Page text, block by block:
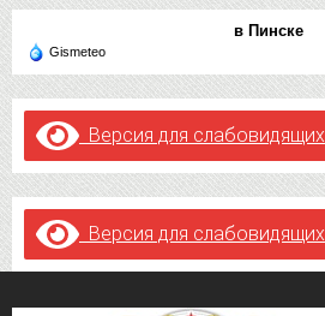
в Пинске
Gismeteo
Версия для слабовидящих
Версия для слабовидящих